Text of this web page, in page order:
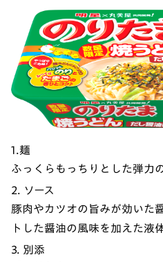
1.麺
ふっくらもっちりとした弾力
2. ソース
豚肉やカツオの旨みが効いた
トした醤油の風味を加えた液
3. 別添